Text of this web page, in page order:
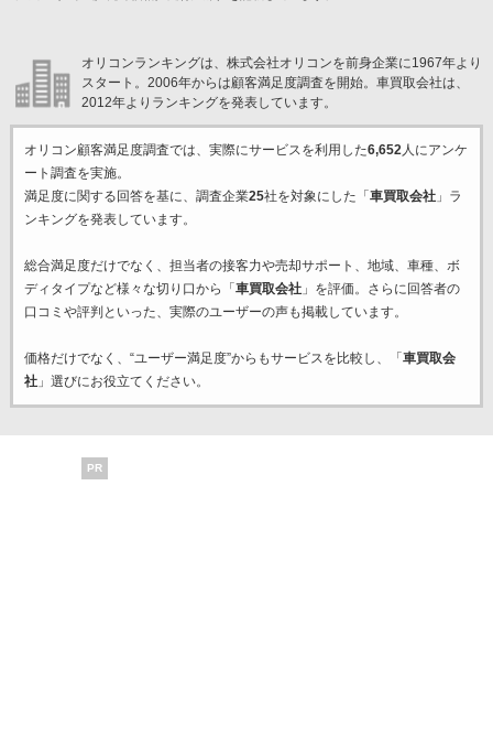
オリコンランキングは、株式会社オリコンを前身企業に1967年より
スタート。2006年からは顧客満足度調査を開始。車買取会社は、
2012年よりランキングを発表しています。
オリコン顧客満足度調査では、実際にサービスを利用した6,652人にアンケ
ート調査を実施。
満足度に関する回答を基に、調査企業25社を対象にした「車買取会社」ラ
ンキングを発表しています。
総合満足度だけでなく、担当者の接客力や売却サポート、地域、車種、ボ
ディタイプなど様々な切り口から「車買取会社」を評価。さらに回答者の
口コミや評判といった、実際のユーザーの声も掲載しています。
価格だけでなく、“ユーザー満足度”からもサービスを比較し、「車買取会
社」選びにお役立てください。
PR